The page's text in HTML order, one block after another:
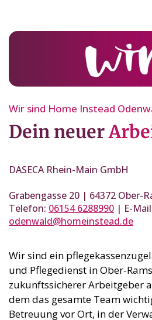
Wir sind Home Instead
Dein neuer
DASECA Rhein-Main GmbH
Grabengasse 20 | 64372 Ober-
Telefon: 06154 6288990 | E-
odenwald@homeinstead.de
Wir sind ein
und Pflegedienst in Ober-
zukunftssicherer Arbeitgeber
dem das gesamte Team
Betreuung vor Ort, in der